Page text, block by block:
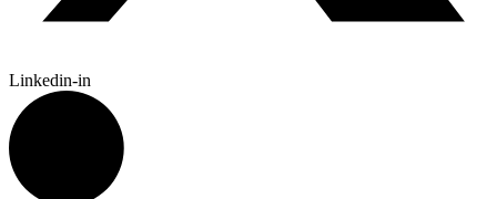
Linkedin-in